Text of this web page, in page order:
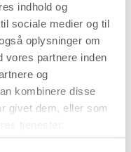
indhold og
sociale medier og til
oplysninger om
vores partnere inden
og
kombinere disse
givet dem, eller som
er først bindende,
har bekræftet din ordre.